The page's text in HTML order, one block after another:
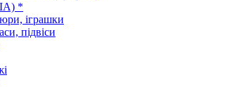
*
іграшки
підвіси